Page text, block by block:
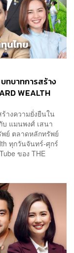
ทบาทการสร้าง
WEALTH
างความยั่งยืนใน
แมนพงศ์ เสนา
ย์ ตลาดหลักทรัพย์
ทุกวันจันทร์-ศุกร์
ของ THE